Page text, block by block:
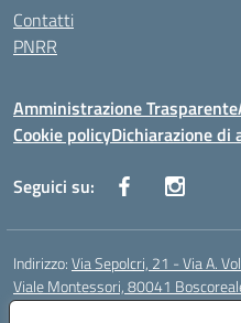
Contatti
PNRR
Amministrazione Trasparente
Cookie policyDichiarazione di
Seguici su:
Indirizzo:Via Sepolcri, 21 - Via A.
Viale Montessori, 80041
Centralino: